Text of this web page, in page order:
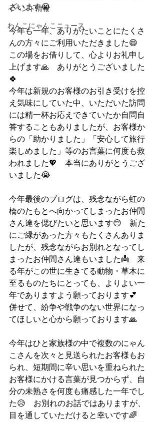
イベント情報
わんこにゃんこニュース
ざいます😭
今年も一年、ありがたいことにたくさ
んの方々にご利用いただきました😄
この場をお借りして、心よりお礼申し
上げます🙏　ありがとうございました
🍀
今年は新規のお客様のお引き受けを控
え気味にしていた中、いただいた訪問
には精一杯お応えできていたか自問自
答することもありましたが、お客様か
らの「助かりました」「安心して旅行
楽しめました」等のお言葉に何度も救
われました💖　本当にありがとうござ
いました😭
今年最後のブログは、残念ながら虹の
橋のたもとへ向かってしまったお仲間
さん達を偲びたいと思います😔　新た
にご縁があった方々もたくさんありま
したが、残念ながらお別れとなってし
まったお仲間さん達もいました👼　来
る年がこの世に生きてる動物・草木に
至るものたちにとっても、よりよい一
年でありますよう願っております💕
併せて、紛争や戦争のない世界になっ
てほしいと心から願っております🙏
今年はひと家族様の中で複数のにゃん
こさんを次々と見送られたお客様もお
られ、短期間に辛い思いを重ねられた
お客様にかける言葉が見つからず、自
分の未熟さを何度も痛感した一年でし
た😥　お別れのお話ではありますが、
目を通していただけると幸いです🌈